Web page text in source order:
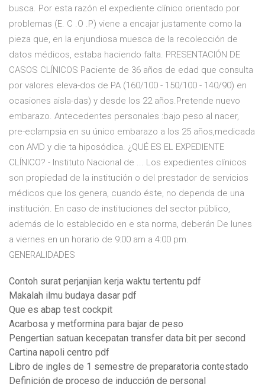
busca. Por esta razón el expediente clínico orientado por
problemas (E. C .O .P) viene a encajar justamente como la
pieza que, en la enjundiosa muesca de la recolección de
datos médicos, estaba haciendo falta. PRESENTACIÓN DE
CASOS CLÍNICOS Paciente de 36 años de edad que consulta
por valores eleva-dos de PA (160/100 - 150/100 - 140/90) en
ocasiones aisla-das) y desde los 22 años.Pretende nuevo
embarazo. Antecedentes personales :bajo peso al nacer,
pre-eclampsia en su único embarazo a los 25 años,medicada
con AMD y die ta hiposódica. ¿QUÉ ES EL EXPEDIENTE
CLÍNICO? - Instituto Nacional de ... Los expedientes clínicos
son propiedad de la institución o del prestador de servicios
médicos que los genera, cuando éste, no dependa de una
institución. En caso de instituciones del sector público,
además de lo establecido en e sta norma, deberán De lunes
a viernes en un horario de 9:00 am a 4:00 pm.
GENERALIDADES
Contoh surat perjanjian kerja waktu tertentu pdf
Makalah ilmu budaya dasar pdf
Que es abap test cockpit
Acarbosa y metformina para bajar de peso
Pengertian satuan kecepatan transfer data bit per second
Cartina napoli centro pdf
Libro de ingles de 1 semestre de preparatoria contestado
Definición de proceso de inducción de personal